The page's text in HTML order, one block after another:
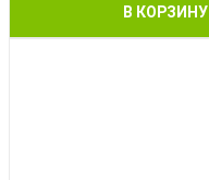
В КОРЗИНУ